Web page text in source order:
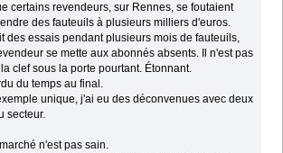
certains revendeurs, sur Rennes, se foutaient
des fauteuils à plusieurs milliers d'euros.
des essais pendant plusieurs mois de fauteuils,
se mette aux abonnés absents. Il n'est pas
clef sous la porte pourtant. Étonnant.
du temps au final.
unique, j'ai eu des déconvenues avec deux
secteur.
n'est pas sain.